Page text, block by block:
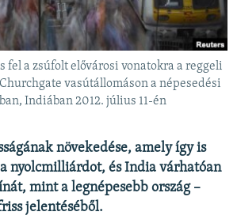
RL weboldal
fel a zsúfolt elővárosi vonatokra a reggeli
vasútállomáson a népesedési
Indiában 2012. július 11-én
növekedése, amely így is
nyolcmilliárdot, és India várhatóan
mint a legnépesebb ország –
jelentéséből.